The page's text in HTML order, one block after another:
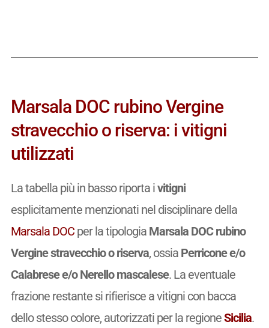
Marsala DOC rubino Vergine
stravecchio o riserva: i vitigni
utilizzati
La tabella più in basso riporta ivitigni
esplicitamente menzionati nel disciplinare della
Marsala DOCper la tipologia Marsala DOC rubino
Vergine stravecchio o riserva, ossia Perricone e/o
Calabrese e/o Nerello mascalese. La eventuale
frazione restante si rifierisce a vitigni con bacca
dello stesso colore, autorizzati per la regioneSicilia.